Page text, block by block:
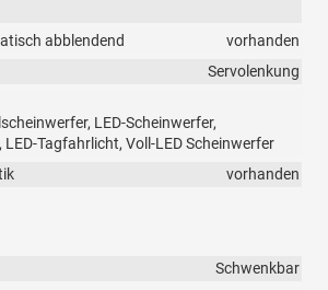
abblendend
vorhanden
Servolenkung
LED-Scheinwerfer,
Tagfahrlicht, Voll-LED Scheinwerfer
vorhanden
Schwenkbar